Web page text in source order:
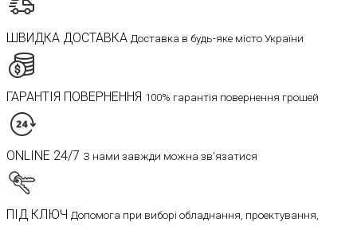
ШВИДКА ДОСТАВКА Доставка в будь-яке місто України
ГАРАНТІЯ ПОВЕРНЕННЯ 100% гарантія повернення грошей
ONLINE 24/7 З нами завжди можна зв'язатися
ПІД КЛЮЧ Допомога при виборі обладнання, проектування,